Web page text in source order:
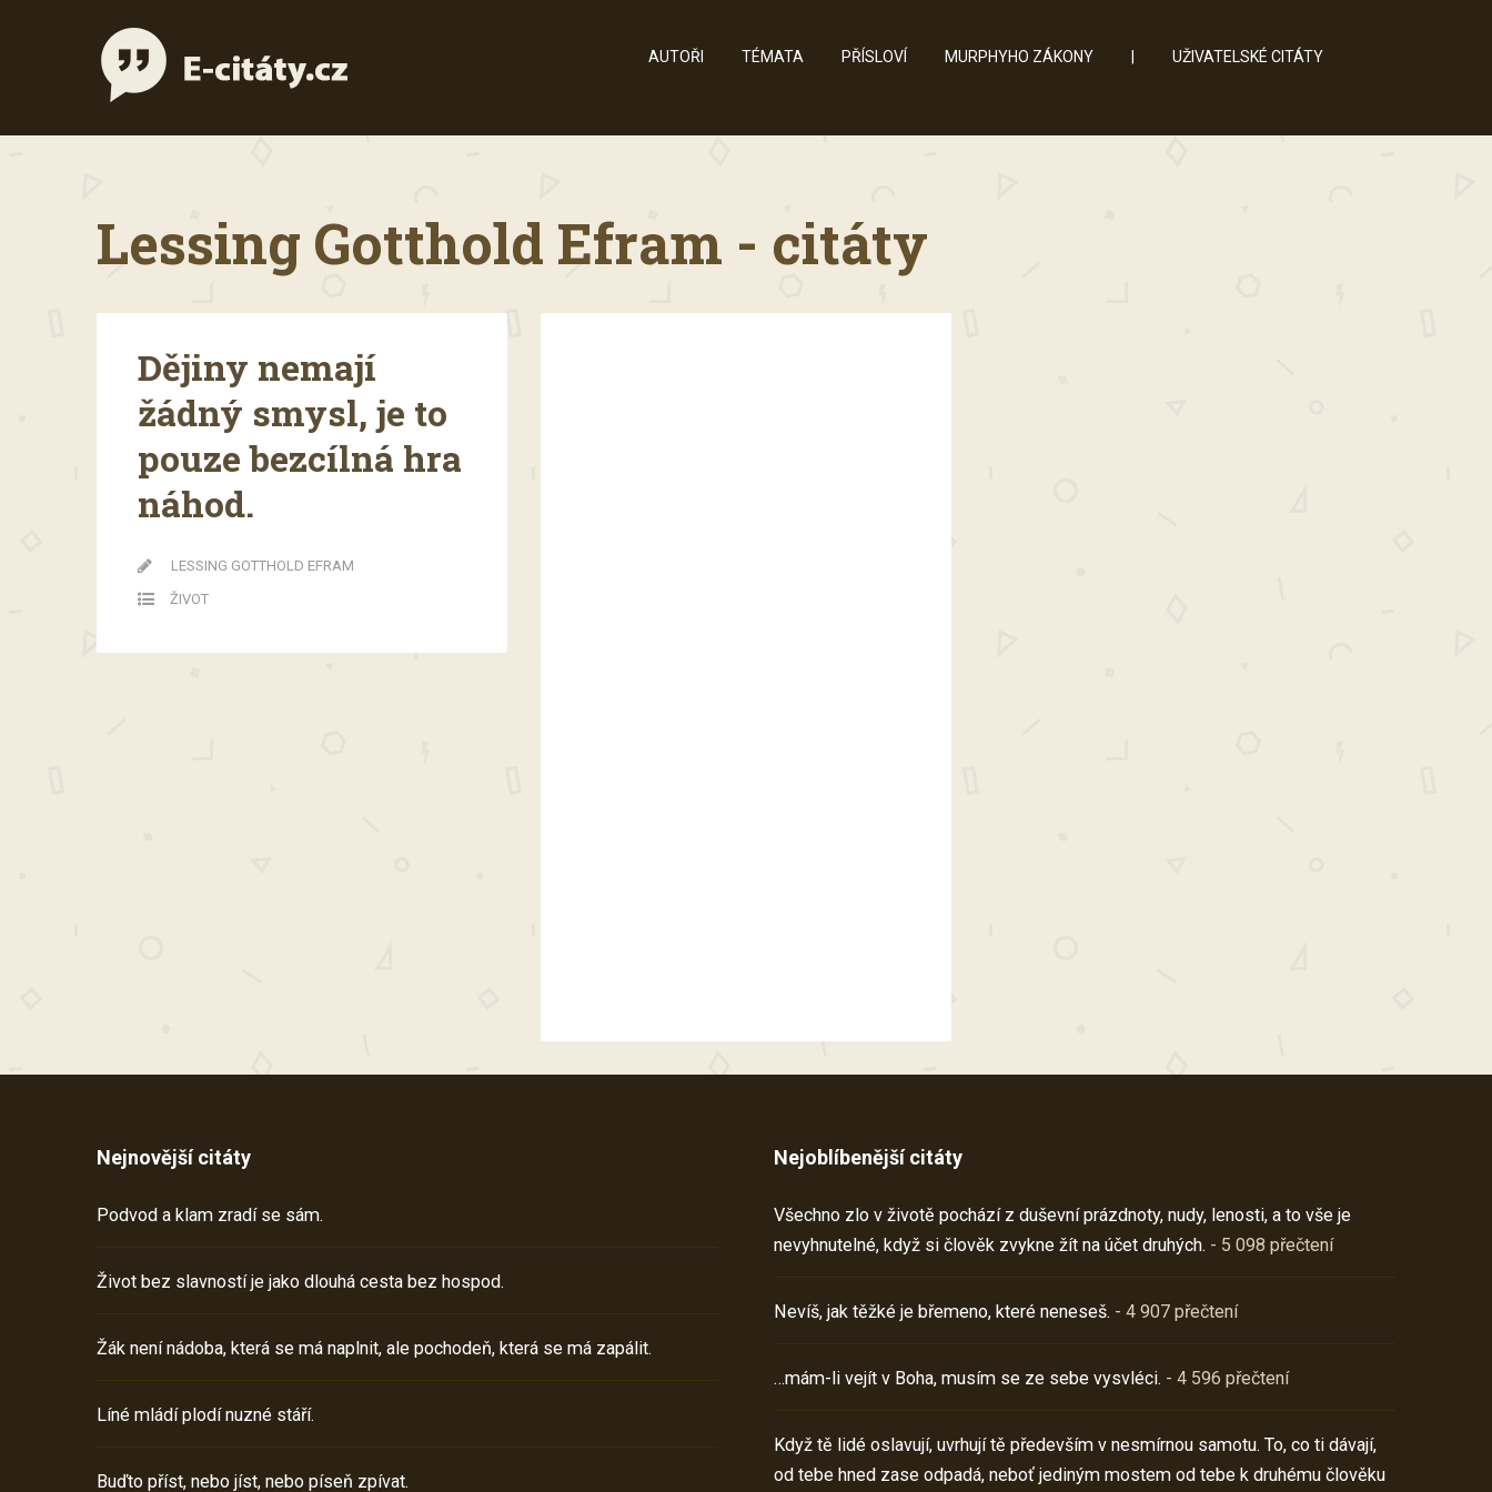
AUTOŘI TÉMATA PŘÍSLOVÍ MURPHYHO ZÁKONY UŽIVATELSKÉ CITÁTY
Lessing Gotthold Efram - citáty
Dějiny nemají
žádný smysl, je to
pouze bezcílná hra
náhod.
LESSING GOTTHOLD EFRAM
ŽIVOT
Nejnovější citáty
Podvod a klam zradí se sám.
Život bez slavností je jako dlouhá cesta bez hospod.
Žák není nádoba, která se má naplnit, ale pochodeň, která se má zapálit.
Líné mládí plodí nuzné stáří.
Buďto příst, nebo jíst, nebo píseň zpívat.
Nejoblíbenější citáty
Všechno zlo v životě pochází z duševní prázdnoty, nudy, lenosti, a to vše je
nevyhnutelné, když si člověk zvykne žít na účet druhých. - 5 098 přečtení
Nevíš, jak těžké je břemeno, které neneseš. - 4 907 přečtení
…mám-li vejít v Boha, musím se ze sebe vysvléci. - 4 596 přečtení
Když tě lidé oslavují, uvrhují tě především v nesmírnou samotu. To, co ti dávají,
od tebe hned zase odpadá, neboť jediným mostem od tebe k druhému člověku